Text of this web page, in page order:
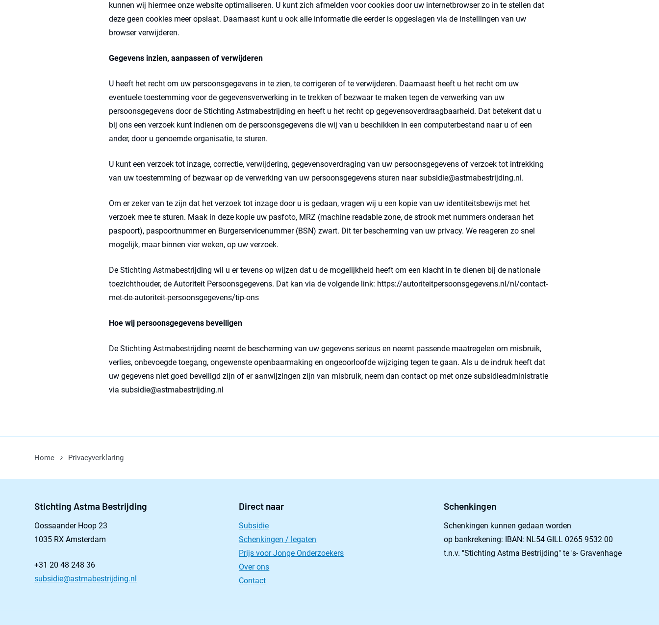
kunnen wij hiermee onze website optimaliseren. U kunt zich afmelden voor cookies door uw internetbrowser zo in te stellen dat
deze geen cookies meer opslaat. Daarnaast kunt u ook alle informatie die eerder is opgeslagen via de instellingen van uw
browser verwijderen.
Gegevens inzien, aanpassen of verwijderen
U heeft het recht om uw persoonsgegevens in te zien, te corrigeren of te verwijderen. Daarnaast heeft u het recht om uw
eventuele toestemming voor de gegevensverwerking in te trekken of bezwaar te maken tegen de verwerking van uw
persoonsgegevens door de Stichting Astmabestrijding en heeft u het recht op gegevensoverdraagbaarheid. Dat betekent dat u
bij ons een verzoek kunt indienen om de persoonsgegevens die wij van u beschikken in een computerbestand naar u of een
ander, door u genoemde organisatie, te sturen.
U kunt een verzoek tot inzage, correctie, verwijdering, gegevensoverdraging van uw persoonsgegevens of verzoek tot intrekking
van uw toestemming of bezwaar op de verwerking van uw persoonsgegevens sturen naar subsidie@astmabestrijding.nl.
Om er zeker van te zijn dat het verzoek tot inzage door u is gedaan, vragen wij u een kopie van uw identiteitsbewijs met het
verzoek mee te sturen. Maak in deze kopie uw pasfoto, MRZ (machine readable zone, de strook met nummers onderaan het
paspoort), paspoortnummer en Burgerservicenummer (BSN) zwart. Dit ter bescherming van uw privacy. We reageren zo snel
mogelijk, maar binnen vier weken, op uw verzoek.
De Stichting Astmabestrijding wil u er tevens op wijzen dat u de mogelijkheid heeft om een klacht in te dienen bij de nationale
toezichthouder, de Autoriteit Persoonsgegevens. Dat kan via de volgende link: https://autoriteitpersoonsgegevens.nl/nl/contact-
met-de-autoriteit-persoonsgegevens/tip-ons
Hoe wij persoonsgegevens beveiligen
De Stichting Astmabestrijding neemt de bescherming van uw gegevens serieus en neemt passende maatregelen om misbruik,
verlies, onbevoegde toegang, ongewenste openbaarmaking en ongeoorloofde wijziging tegen te gaan. Als u de indruk heeft dat
uw gegevens niet goed beveiligd zijn of er aanwijzingen zijn van misbruik, neem dan contact op met onze subsidieadministratie
via subsidie@astmabestrijding.nl
Home Privacyverklaring
Stichting Astma Bestrijding
Oossaander Hoop 23
1035 RX Amsterdam
+31 20 48 248 36
subsidie@astmabestrijding.nl
Direct naar
Subsidie
Schenkingen / legaten
Prijs voor Jonge Onderzoekers
Over ons
Contact
Schenkingen
Schenkingen kunnen gedaan worden
op bankrekening: IBAN: NL54 GILL 0265 9532 00
t.n.v. "Stichting Astma Bestrijding" te 's- Gravenhage